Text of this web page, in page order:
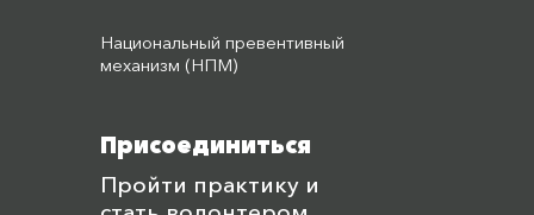
Национальный превентивный
механизм (НПМ)
Присоединиться
Пройти практику и